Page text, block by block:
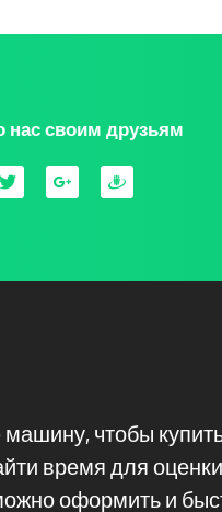
нас своим друзьям
чтобы
время для
оформить и